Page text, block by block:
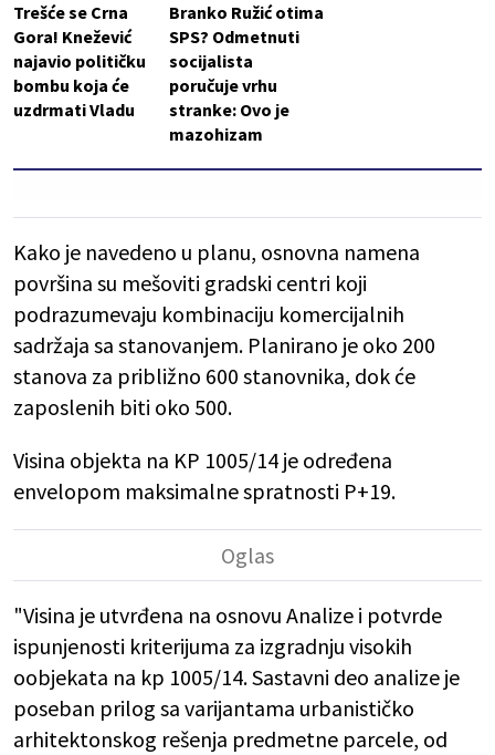
Trešće se Crna
Gora! Knežević
najavio političku
bombu koja će
uzdrmati Vladu
Branko Ružić otima
SPS? Odmetnuti
socijalista
poručuje vrhu
stranke: Ovo je
mazohizam
Kako je navedeno u planu, osnovna namena
površina su mešoviti gradski centri koji
podrazumevaju kombinaciju komercijalnih
sadržaja sa stanovanjem. Planirano je oko 200
stanova za približno 600 stanovnika, dok će
zaposlenih biti oko 500.
Visina objekta na KP 1005/14 je određena
envelopom maksimalne spratnosti P+19.
"Visina je utvrđena na osnovu Analize i potvrde
ispunjenosti kriterijuma za izgradnju visokih
oobjekata na kp 1005/14. Sastavni deo analize je
poseban prilog sa varijantama urbanističko
arhitektonskog rešenja predmetne parcele, od